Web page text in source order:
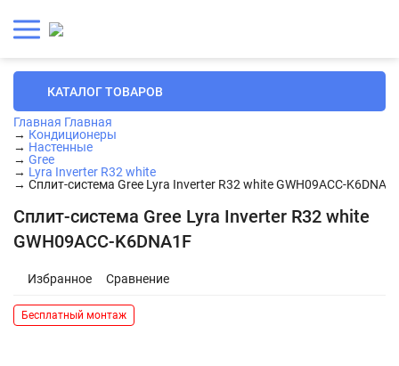
КАТАЛОГ ТОВАРОВ
Главная Главная
→ Кондиционеры
→ Настенные
→ Gree
→ Lyra Inverter R32 white
→ Сплит-система Gree Lyra Inverter R32 white GWH09ACC-
Сплит-система Gree Lyra Inverter R32 white
GWH09ACC-K6DNA1F
Избранное Сравнение
Бесплатный монтаж